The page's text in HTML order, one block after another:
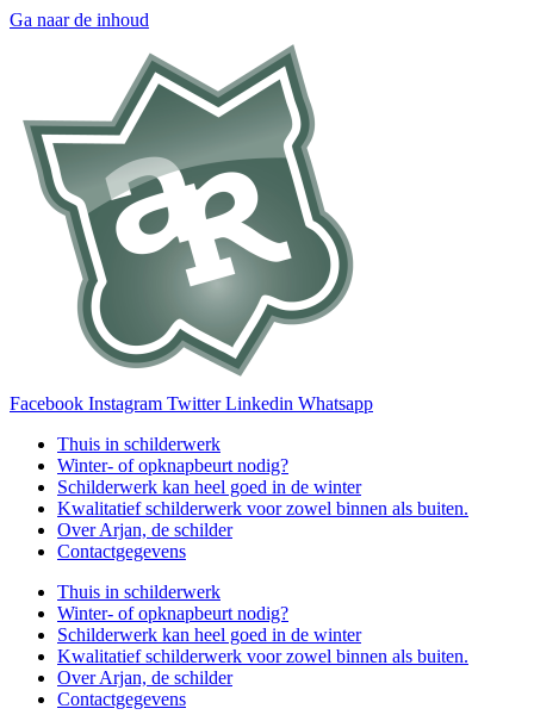
Ga naar de inhoud
Facebook Instagram Twitter Linkedin Whatsapp
Thuis in schilderwerk
Winter- of opknapbeurt nodig?
Schilderwerk kan heel goed in de winter
Kwalitatief schilderwerk voor zowel binnen als buiten.
Over Arjan, de schilder
Contactgegevens
Thuis in schilderwerk
Winter- of opknapbeurt nodig?
Schilderwerk kan heel goed in de winter
Kwalitatief schilderwerk voor zowel binnen als buiten.
Over Arjan, de schilder
Contactgegevens